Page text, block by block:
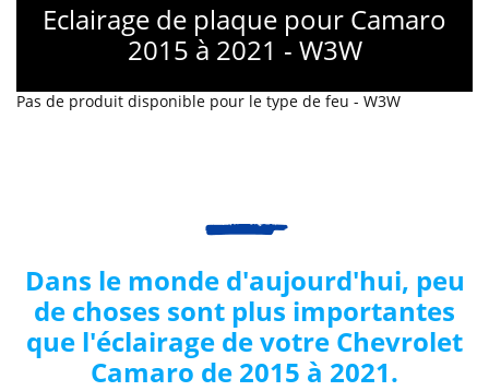
Eclairage de plaque pour Camaro
2015 à 2021 - W3W
Pas de produit disponible pour le type de feu - W3W
Dans le monde d'aujourd'hui, peu
de choses sont plus importantes
que l'éclairage de votre Chevrolet
Camaro de 2015 à 2021.